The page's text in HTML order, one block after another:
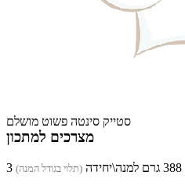
סטייק סינטה פשוט מושלם
מצרכים למתכון
(תלוי בגודל המנה)